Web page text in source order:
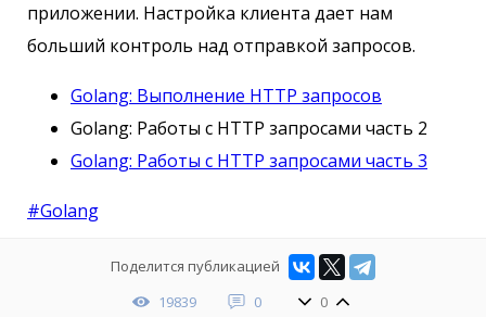
приложении. Настройка клиента дает нам
больший контроль над отправкой запросов.
Golang: Выполнение HTTP запросов
Golang: Работы с HTTP запросами часть 2
Golang: Работы с HTTP запросами часть 3
#Golang
Поделится публикацией
19839
0 0